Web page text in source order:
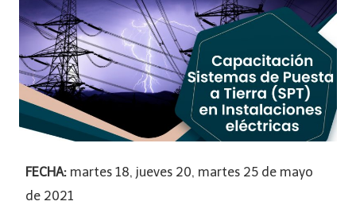
FECHA: martes 18, jueves 20, martes 25 de mayo
de 2021